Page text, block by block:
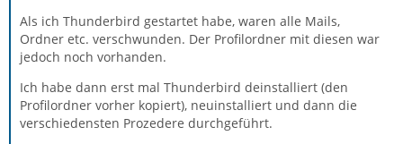
Als ich Thunderbird gestartet habe, waren alle Mails,
Ordner etc. verschwunden. Der Profilordner mit diesen war
jedoch noch vorhanden.
Ich habe dann erst mal Thunderbird deinstalliert (den
Profilordner vorher kopiert), neuinstalliert und dann die
verschiedensten Prozedere durchgeführt.